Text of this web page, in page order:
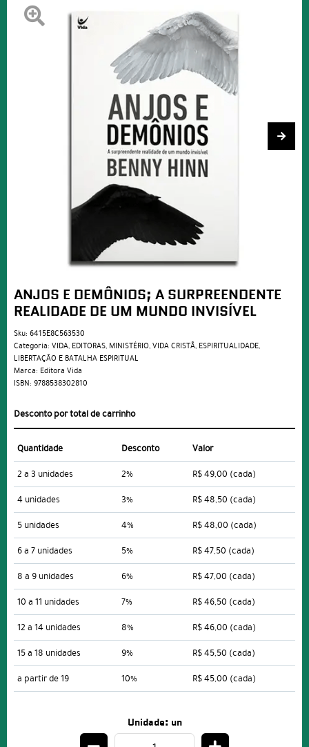
ANJOS E DEMÔNIOS; A SURPREENDENTE
REALIDADE DE UM MUNDO INVISÍVEL
Sku: 6415E8C563530
Categoria: VIDA, EDITORAS, MINISTÉRIO,VIDA CRISTÃ, ESPIRITUALIDADE,
LIBERTAÇÃO E BATALHA ESPIRITUAL
Marca: Editora Vida
ISBN: 9788538302810
Desconto por total de carrinho
Quantidade Desconto
Valor
2 a 3 unidades
2% R$ 49,00 (cada)
4 unidades
3% R$ 48,50 (cada)
5 unidades
4% R$ 48,00 (cada)
6 a 7 unidades
5% R$ 47,50 (cada)
8 a 9 unidades
6% R$ 47,00 (cada)
10 a 11 unidades
7% R$ 46,50 (cada)
12 a 14 unidades
8% R$ 46,00 (cada)
15 a 18 unidades
9% R$ 45,50 (cada)
a partir de 19
10% R$ 45,00 (cada)
Unidade: un